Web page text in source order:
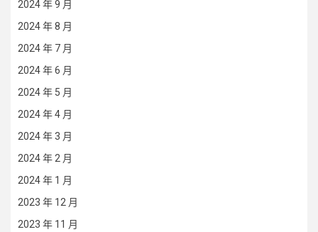
2024 年 9 月
2024 年 8 月
2024 年 7 月
2024 年 6 月
2024 年 5 月
2024 年 4 月
2024 年 3 月
2024 年 2 月
2024 年 1 月
2023 年 12 月
2023 年 11 月